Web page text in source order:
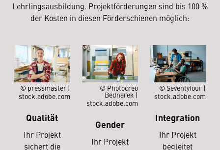
Lehrlingsausbildung. Projektförderungen sind bis 100 %
der Kosten in diesen Förderschienen möglich:
© pressmaster |
stock.adobe.com
Qualität
Ihr Projekt
sichert die
© Photocreo
Bednarek |
stock.adobe.com
Gender
Ihr Projekt
© Seventyfour |
stock.adobe.com
Integration
Ihr Projekt
begleitet